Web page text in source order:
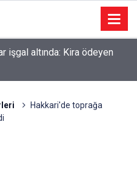
işgal altında: Kira ödeyen
Hakkari'de toprağa